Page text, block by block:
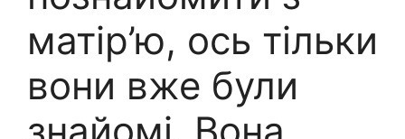
матір’ю, ось тільки
вони вже були